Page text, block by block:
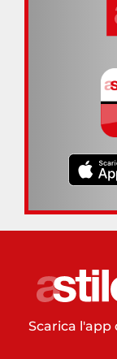
Scarica l'app